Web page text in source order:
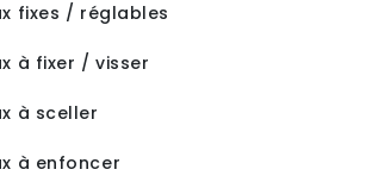
fixes / réglables
à fixer / visser
à sceller
à enfoncer